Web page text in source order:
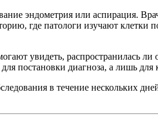
эндометрия или аспирация.
где патологи изучают клетки
увидеть, распространилась ли
постановки диагноза, а лишь для
в течение нескольких